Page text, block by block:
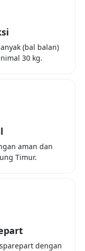
(bal balan)
30 kg.
aman dan
Timur.
dengan